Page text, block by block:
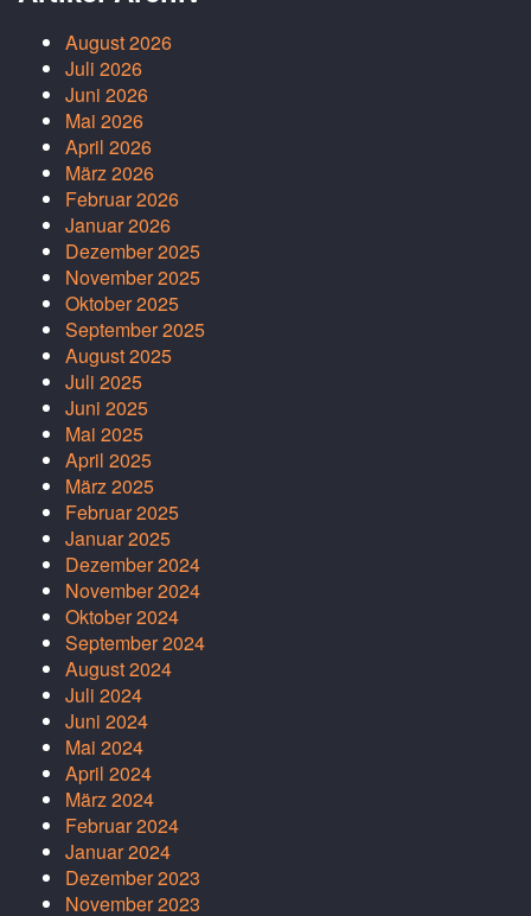
August 2026
Juli 2026
Juni 2026
Mai 2026
April 2026
März 2026
Februar 2026
Januar 2026
Dezember 2025
November 2025
Oktober 2025
September 2025
August 2025
Juli 2025
Juni 2025
Mai 2025
April 2025
März 2025
Februar 2025
Januar 2025
Dezember 2024
November 2024
Oktober 2024
September 2024
August 2024
Juli 2024
Juni 2024
Mai 2024
April 2024
März 2024
Februar 2024
Januar 2024
Dezember 2023
November 2023